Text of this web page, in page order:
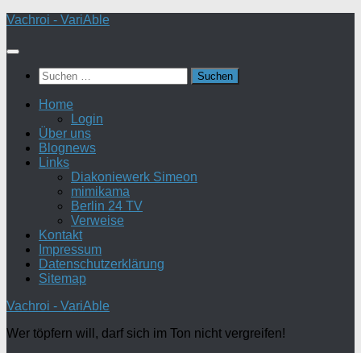
Zum
springen
Vachroi - VariAble
Suchen
nach:
Home
Login
Über uns
Blognews
Links
Diakoniewerk Simeon
mimikama
Berlin 24 TV
Verweise
Kontakt
Impressum
Datenschutzerklärung
Sitemap
Vachroi - VariAble
Wer töpfern will, darf sich im Ton nicht vergreifen!